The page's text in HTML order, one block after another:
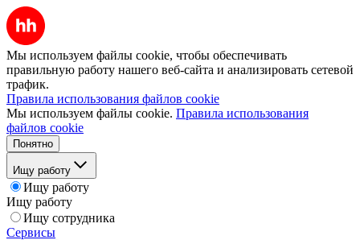
Мы используем файлы cookie, чтобы обеспечивать
правильную работу нашего веб-сайта и анализировать сетевой
трафик.
Правила использования файлов cookie
Мы используем файлы cookie. Правила использования
файлов cookie
Понятно
Ищу работу
Ищу работу
Ищу работу
Ищу сотрудника
Сервисы